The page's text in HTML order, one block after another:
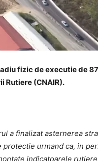
fizic de executie de
Rutiere (CNAIR).
a finalizat asternerea
urmand ca, in
indicatoarele